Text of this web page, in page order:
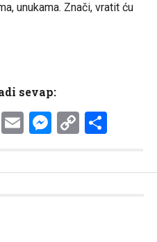
unukama. Znači, vratit ću
sevap:
EmailCopy